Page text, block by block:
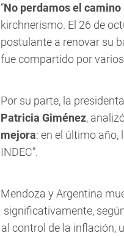
“No perdamos el
kirchnerismo. El 26 de
postulante a renovar su
fue compartido por
Por su parte, la
Patricia Giménez,
mejora: en el último
INDEC”.
Mendoza y Argentina
significativamente,
al control de la inflación,